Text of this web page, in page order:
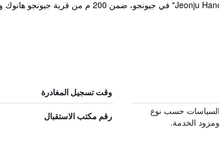
وقت تسجيل المغادرة
حسب نوع
الخدمة.
رقم مكتب الاستقبال